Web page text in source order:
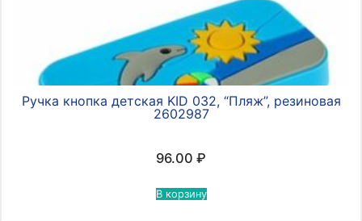
Ручка кнопка детская KID 032, “Пляж”, резиновая
2602987
96.00 ₽
В корзину